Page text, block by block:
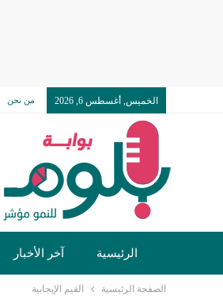
الخميس, أغسطس 6, 2026 من نحن
الرئيسية آخر الأخبار
الصفحة الرئيسية القيم الإيجابية